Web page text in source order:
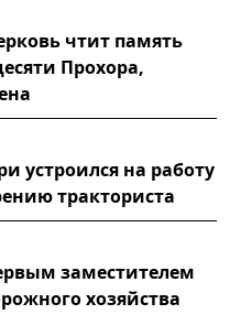
чтит память
Прохора,
устроился на работу
тракториста
заместителем
хозяйства